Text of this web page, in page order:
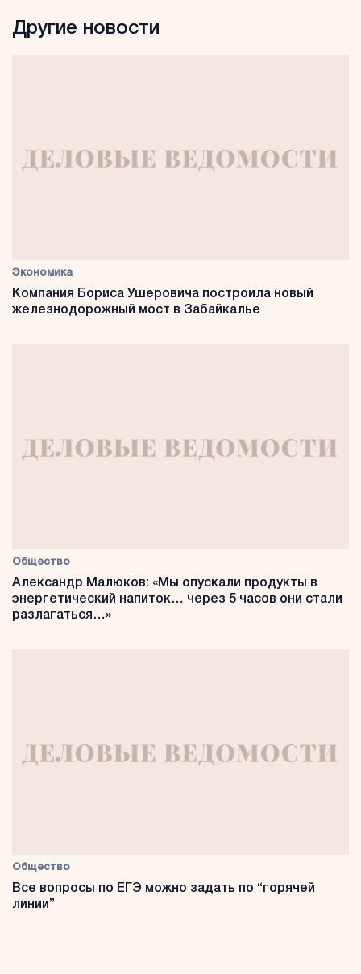
Другие новости
Экономика
Компания Бориса Ушеровича построила новый
железнодорожный мост в Забайкалье
Общество
Александр Малюков: «Мы опускали продукты в
энергетический напиток… через 5 часов они стали
разлагаться…»
Общество
Все вопросы по ЕГЭ можно задать по “горячей
линии”